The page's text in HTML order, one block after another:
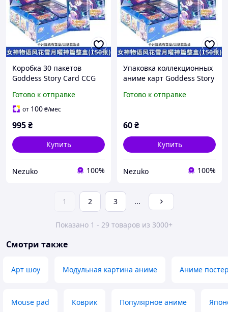
Коробка 30 пакетов
Goddess Story Card CCG
S2E7 Waifu Anime Art PTR
коллекционных аниме
Готово к отправке
от 100₴/мес
995₴
Купить
Nezuko 100%
Упаковка коллекционных
аниме карт Goddess Story
Booster Box S2E7 Waifu
Готово к отправке
60₴
Купить
Nezuko 100%
1 2 3 ...
Показано 1 - 29 товаров из 3000+
Смотри также
Арт шоу Модульная картина аниме Аниме
Mouse pad Коврик Популярное аниме